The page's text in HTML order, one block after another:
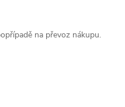
na převoz nákupu.